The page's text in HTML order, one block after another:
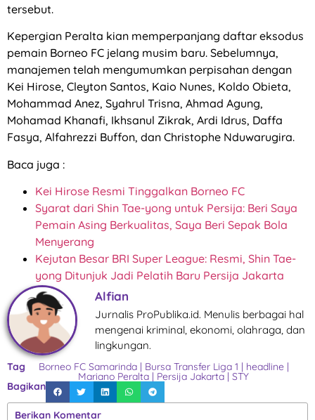
tersebut.
Kepergian Peralta kian memperpanjang daftar eksodus
pemain Borneo FC jelang musim baru. Sebelumnya,
manajemen telah mengumumkan perpisahan dengan
Kei Hirose, Cleyton Santos, Kaio Nunes, Koldo Obieta,
Mohammad Anez, Syahrul Trisna, Ahmad Agung,
Mohamad Khanafi, Ikhsanul Zikrak, Ardi Idrus, Daffa
Fasya, Alfahrezzi Buffon, dan Christophe Nduwarugira.
Baca juga :
Kei Hirose Resmi Tinggalkan Borneo FC
Syarat dari Shin Tae-yong untuk Persija: Beri Saya
Pemain Asing Berkualitas, Saya Beri Sepak Bola
Menyerang
Kejutan Besar BRI Super League: Resmi, Shin Tae-
yong Ditunjuk Jadi Pelatih Baru Persija Jakarta
Alfian
Jurnalis ProPublika.id. Menulis berbagai hal
mengenai kriminal, ekonomi, olahraga, dan
lingkungan.
Tag Borneo FC Samarinda| Bursa Transfer Liga 1 | headline|
Mariano Peralta | Persija Jakarta |STY
Bagikan
Berikan Komentar